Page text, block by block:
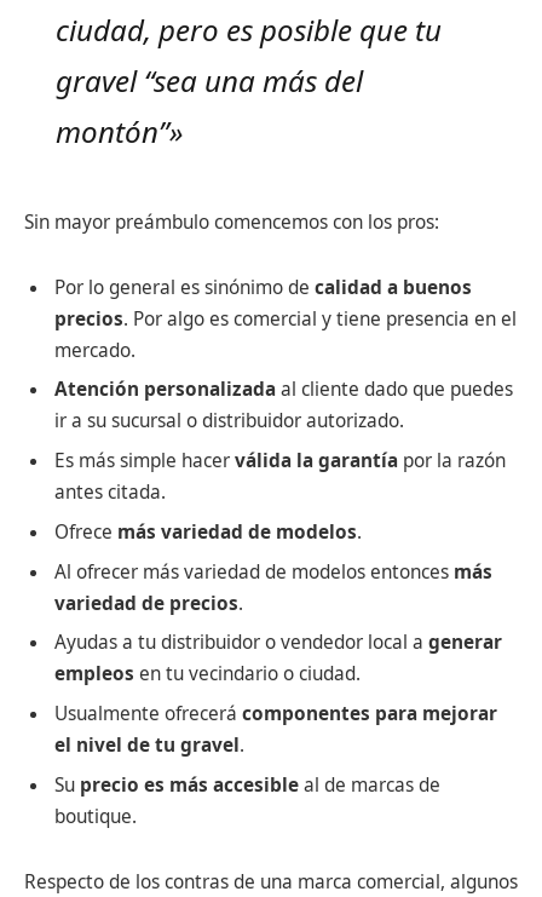
ciudad, pero es posible que tu
gravel “sea una más del
montón”»
Sin mayor preámbulo comencemos con los pros:
Por lo general es sinónimo de calidad a buenos
precios. Por algo es comercial y tiene presencia en el
mercado.
Atención personalizadaal cliente dado que puedes
ir a su sucursal o distribuidor autorizado.
Es más simple hacerválida la garantía por la razón
antes citada.
Ofrece más variedad de modelos.
Al ofrecer más variedad de modelos entonces más
variedad de precios.
Ayudas a tu distribuidor o vendedor local a generar
empleos en tu vecindario o ciudad.
Usualmente ofrecerá componentes para mejorar
el nivel de tu gravel.
Su precio es más accesibleal de marcas de
boutique.
Respecto de los contras de una marca comercial, algunos